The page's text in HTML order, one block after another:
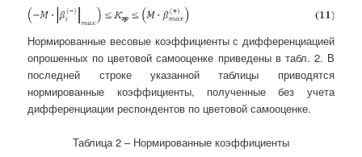
Нормированные весовые коэффициенты с дифференциацией
опрошенных по цветовой самооценке приведены в табл. 2. В
последней строке указанной таблицы приводятся
нормированные коэффициенты, полученные без учета
дифференциации респондентов по цветовой самооценке.
Таблица 2 – Нормированные коэффициенты